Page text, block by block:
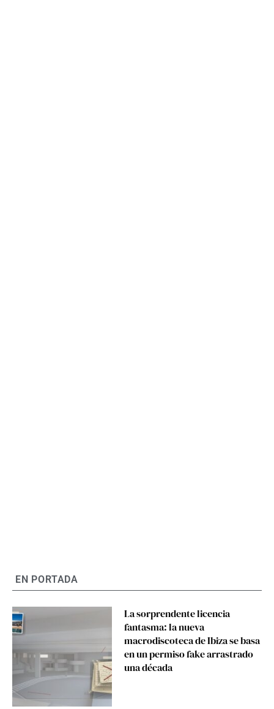
EN PORTADA
La sorprendente licencia
fantasma: la nueva
macrodiscoteca de Ibiza se basa
en un permiso fake arrastrado
una década